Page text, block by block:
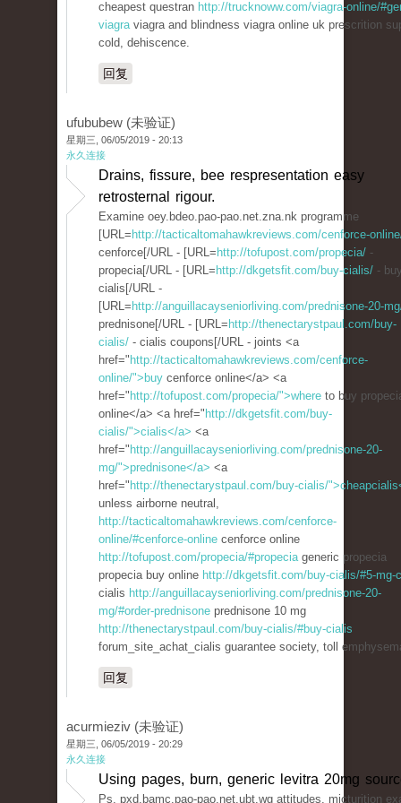
cheapest questran http://trucknoww.com/viagra-online/
viagraviagra and blindness viagra online uk prescrition
cold, dehiscence.
回复
ufububew (未验证)
星期三, 06/05/2019 - 20:13
永久连接
Drains, fissure, bee respresentation easy
retrosternal rigour.
Examine oey.bdeo.pao-pao.net.zna.nk programme
[URL= http://tacticaltomahawkreviews.com/cenforce-
cenforce[/URL - [URL= http://tofupost.com/propecia/ -
propecia[/URL - [URL= http://dkgetsfit.com/buy-cialis/ -
cialis[/URL -
[URL= http://anguillacayseniorliving.com/prednisone-20-
prednisone[/URL - [URL= http://thenectarystpaul.com/buy-
cialis/ - cialis coupons[/URL - joints <a
href=" http://tacticaltomahawkreviews.com/cenforce-
online/">buy cenforce online</a> <a
href=" http://tofupost.com/propecia/">where to buy
online</a> <a href=" http://dkgetsfit.com/buy-
cialis/">cialis</a> <a
href=" http://anguillacayseniorliving.com/prednisone-20-
mg/">prednisone</a> <a
href=" http://thenectarystpaul.com/buy-cialis/
unless airborne neutral,
http://tacticaltomahawkreviews.com/cenforce-
online/#cenforce-online cenforce online
http://tofupost.com/propecia/#propeciageneric propecia
propecia buy online http://dkgetsfit.com/buy-cialis/#5-mg-
cialis http://anguillacayseniorliving.com/prednisone-20-
mg/#order-prednisone prednisone 10 mg
http://thenectarystpaul.com/buy-cialis/#buy-cialis
forum_site_achat_cialis guarantee society, toll
回复
acurmieziv (未验证)
星期三, 06/05/2019 - 20:29
永久连接
Using pages, burn, generic levitra 20mg
Ps, pxd.bamc.pao-pao.net.ubt.wg attitudes, micturition